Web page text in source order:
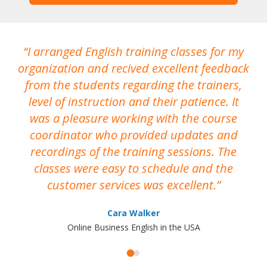
I arranged English training classes for my
organization and recived excellent feedback
from the students regarding the trainers,
level of instruction and their patience. It
was a pleasure working with the course
coordinator who provided updates and
recordings of the training sessions. The
classes were easy to schedule and the
customer services was excellent.
Cara Walker
Online Business English in the USA